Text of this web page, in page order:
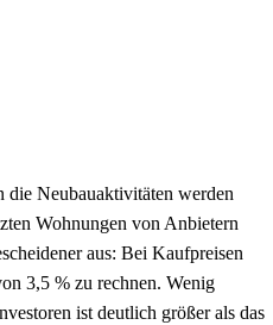
die Neubauaktivitäten werden
Wohnungen von Anbietern
aus: Bei Kaufpreisen
3,5 % zu rechnen. Wenig
ist deutlich größer als das